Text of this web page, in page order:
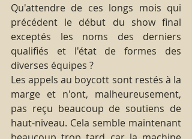
Qu'attendre de ces longs mois qui
précédent le début du show final
exceptés les noms des derniers
qualifiés et l'état de formes des
diverses équipes ?
Les appels au boycott sont restés à la
marge et n'ont, malheureusement,
pas reçu beaucoup de soutiens de
haut-niveau. Cela semble maintenant